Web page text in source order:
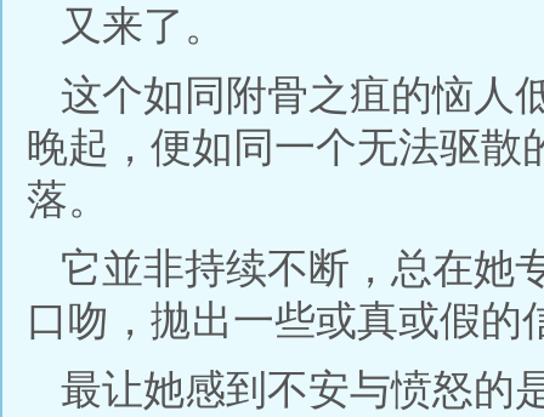
又来了。
这个如同附骨之疽的恼人
晚起，便如同一个无法驱散
落。
它並非持续不断，总在她
口吻，拋出一些或真或假的
最让她感到不安与愤怒的